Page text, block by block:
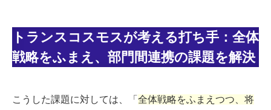
トランスコスモスが考える打ち手：全体
戦略をふまえ、部門間連携の課題を解決
こうした課題に対しては、「 全体戦略をふまえつつ、将